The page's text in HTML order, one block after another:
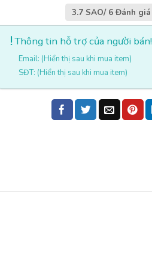
3.7 SAO/ 6 Đánh giá
Thông tin hỗ trợ của người bán!
Email: (Hiển thị sau khi mua item)
SĐT: (Hiển thị sau khi mua item)